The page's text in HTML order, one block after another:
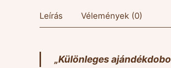
Leírás Vélemények (0)
„Különleges